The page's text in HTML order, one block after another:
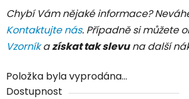
Chybí Vám nějaké informace?
Kontaktujte nás. Případně si můžete
Vzorníkazískat tak slevuna další
Položka byla vyprodána…
Dostupnost